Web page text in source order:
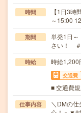
時間
【1日3
～15:00
期間
単発1日
さい！
時給 時給1,200
交通費
■ 交通費
仕事内容
＼DMの